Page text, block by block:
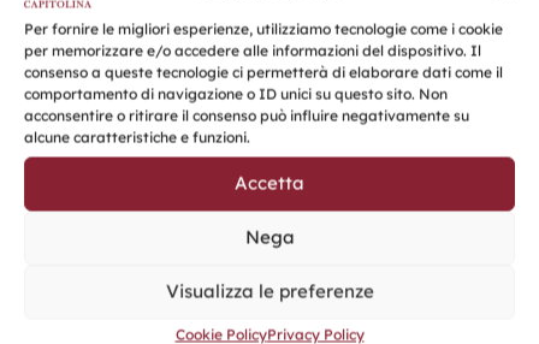
Per fornire le migliori esperienze, utilizziamo tecnologie come i cookie
per memorizzare e/o accedere alle informazioni del dispositivo. Il
consenso a queste tecnologie ci permetterà di elaborare dati come il
comportamento di navigazione o ID unici su questo sito. Non
acconsentire o ritirare il consenso può influire negativamente su
alcune caratteristiche e funzioni.
Accetta
Nega
Visualizza le preferenze
Cookie PolicyPrivacy Policy